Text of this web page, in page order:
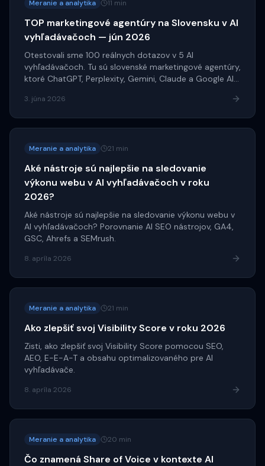
Meranie a analytika 11 min
TOP marketingové agentúry na Slovensku v AI
vyhľadávačoch — jún 2026
Otestovali sme 100 reálnych dotazov v 5 AI
vyhľadávačoch. Tu sú slovenské marketingové agentúry,
ktoré ChatGPT, Perplexity, Gemini, Claude a Google AI
3. júna 2026
Meranie a analytika 21 min
Aké nástroje sú najlepšie na sledovanie
výkonu webu v AI vyhľadávačoch v roku
2026?
Aké nástroje sú najlepšie na sledovanie výkonu webu v
AI vyhľadávačoch? Porovnanie AI SEO nástrojov, GA4,
GSC, Ahrefs a SEMrush.
8. apríla 2026
Meranie a analytika 21 min
Ako zlepšiť svoj Visibility Score v roku 2026
Zisti, ako zlepšiť svoj Visibility Score pomocou SEO,
AEO, E-E-A-T a obsahu optimalizovaného pre AI
vyhľadávače.
8. apríla 2026
Meranie a analytika 20 min
Čo znamená Share of Voice v kontexte AI